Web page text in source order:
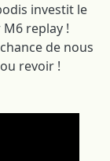
investit le
replay !
de nous
revoir !